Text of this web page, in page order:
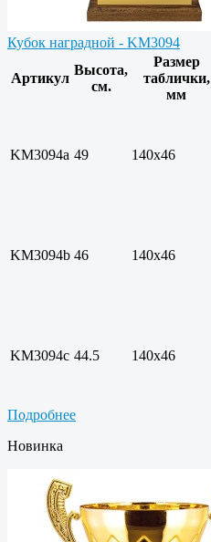
Кубок наградной - KM3094
Артикул
Высота,
см.
Размер
таблички,
мм
KM3094a 49 140х46
KM3094b 46 140х46
KM3094c 44.5 140х46
Подробнее
Новинка